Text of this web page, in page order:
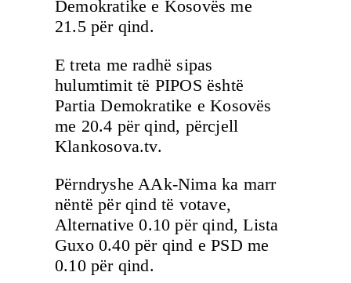
Demokratike e Kosovës me
21.5 për qind.
E treta me radhë sipas
hulumtimit të PIPOS është
Partia Demokratike e Kosovës
me 20.4 për qind, përcjell
Klankosova.tv.
Përndryshe AAk-Nima ka marr
nëntë për qind të votave,
Alternative 0.10 për qind, Lista
Guxo 0.40 për qind e PSD me
0.10 për qind.